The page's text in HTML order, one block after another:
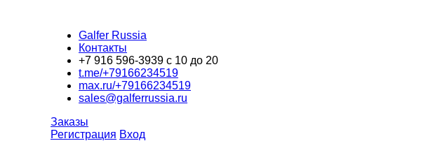
Galfer Russia
Контакты
+7 916 596-3939 с 10 до 20
t.me/+79166234519
max.ru/+79166234519
sales@galferrussia.ru
Заказы
Регистрация Вход